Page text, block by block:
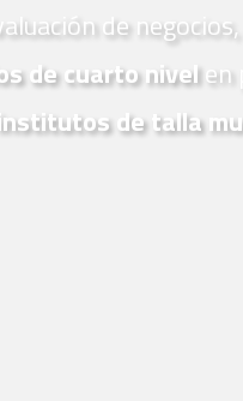
de
de cuarto nivelen
institutos de talla